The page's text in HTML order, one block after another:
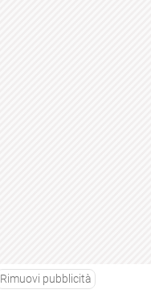
Rimuovi pubblicità